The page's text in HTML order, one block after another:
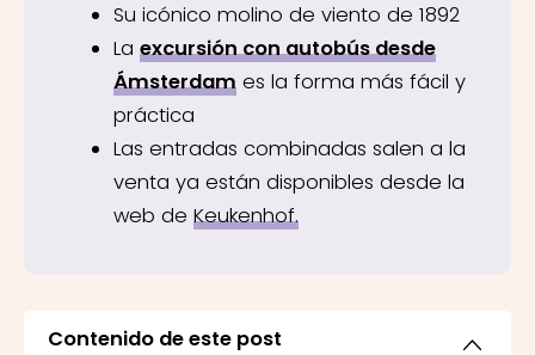
Su icónico molino de viento de 1892
La excursión con autobús desde
Ámsterdam es la forma más fácil y
práctica
Las entradas combinadas salen a la
venta ya están disponibles desde la
web de Keukenhof.
Contenido de este post